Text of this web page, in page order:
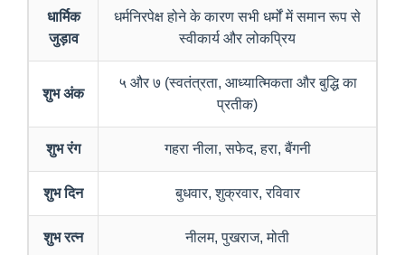
धार्मिक
जुड़ाव
धर्मनिरपेक्ष होने के कारण सभी धर्मों में समान रूप से
स्वीकार्य और लोकप्रिय
शुभ अंक
५ और ७ (स्वतंत्रता, आध्यात्मिकता और बुद्धि का
प्रतीक)
शुभ रंग गहरा नीला, सफेद, हरा, बैंगनी
शुभ दिन बुधवार, शुक्रवार, रविवार
शुभ रत्न नीलम, पुखराज, मोती